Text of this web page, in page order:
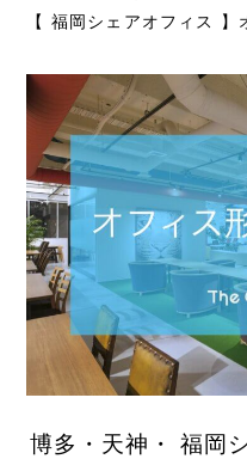
【 福岡シェアオフィス
博多・天神・ 福岡